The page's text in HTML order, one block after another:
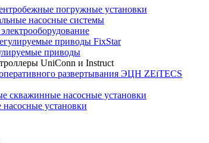
погружные установки
насосные системы
приводы FixStar
приводы
UniConn и Instruct
развертывания ЭЦН ZEiTECS
скважинные насосные установки
установки